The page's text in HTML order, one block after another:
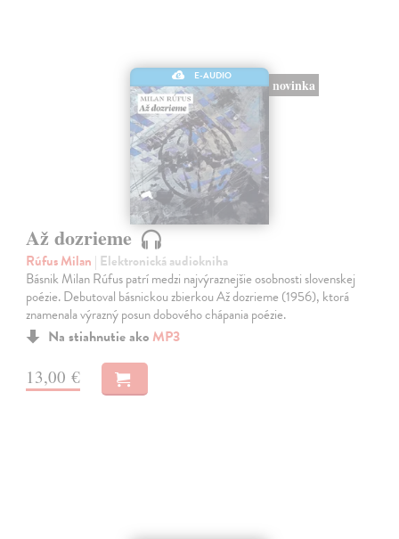
E-AUDIO
novinka
Až dozrieme
Rúfus Milan | Elektronická audiokniha
Básnik Milan Rúfus patrí medzi najvýraznejšie osobnosti slovenskej
poézie. Debutoval básnickou zbierkou Až dozrieme (1956), ktorá
znamenala výrazný posun dobového chápania poézie.
Na stiahnutie ako MP3
13,00 €